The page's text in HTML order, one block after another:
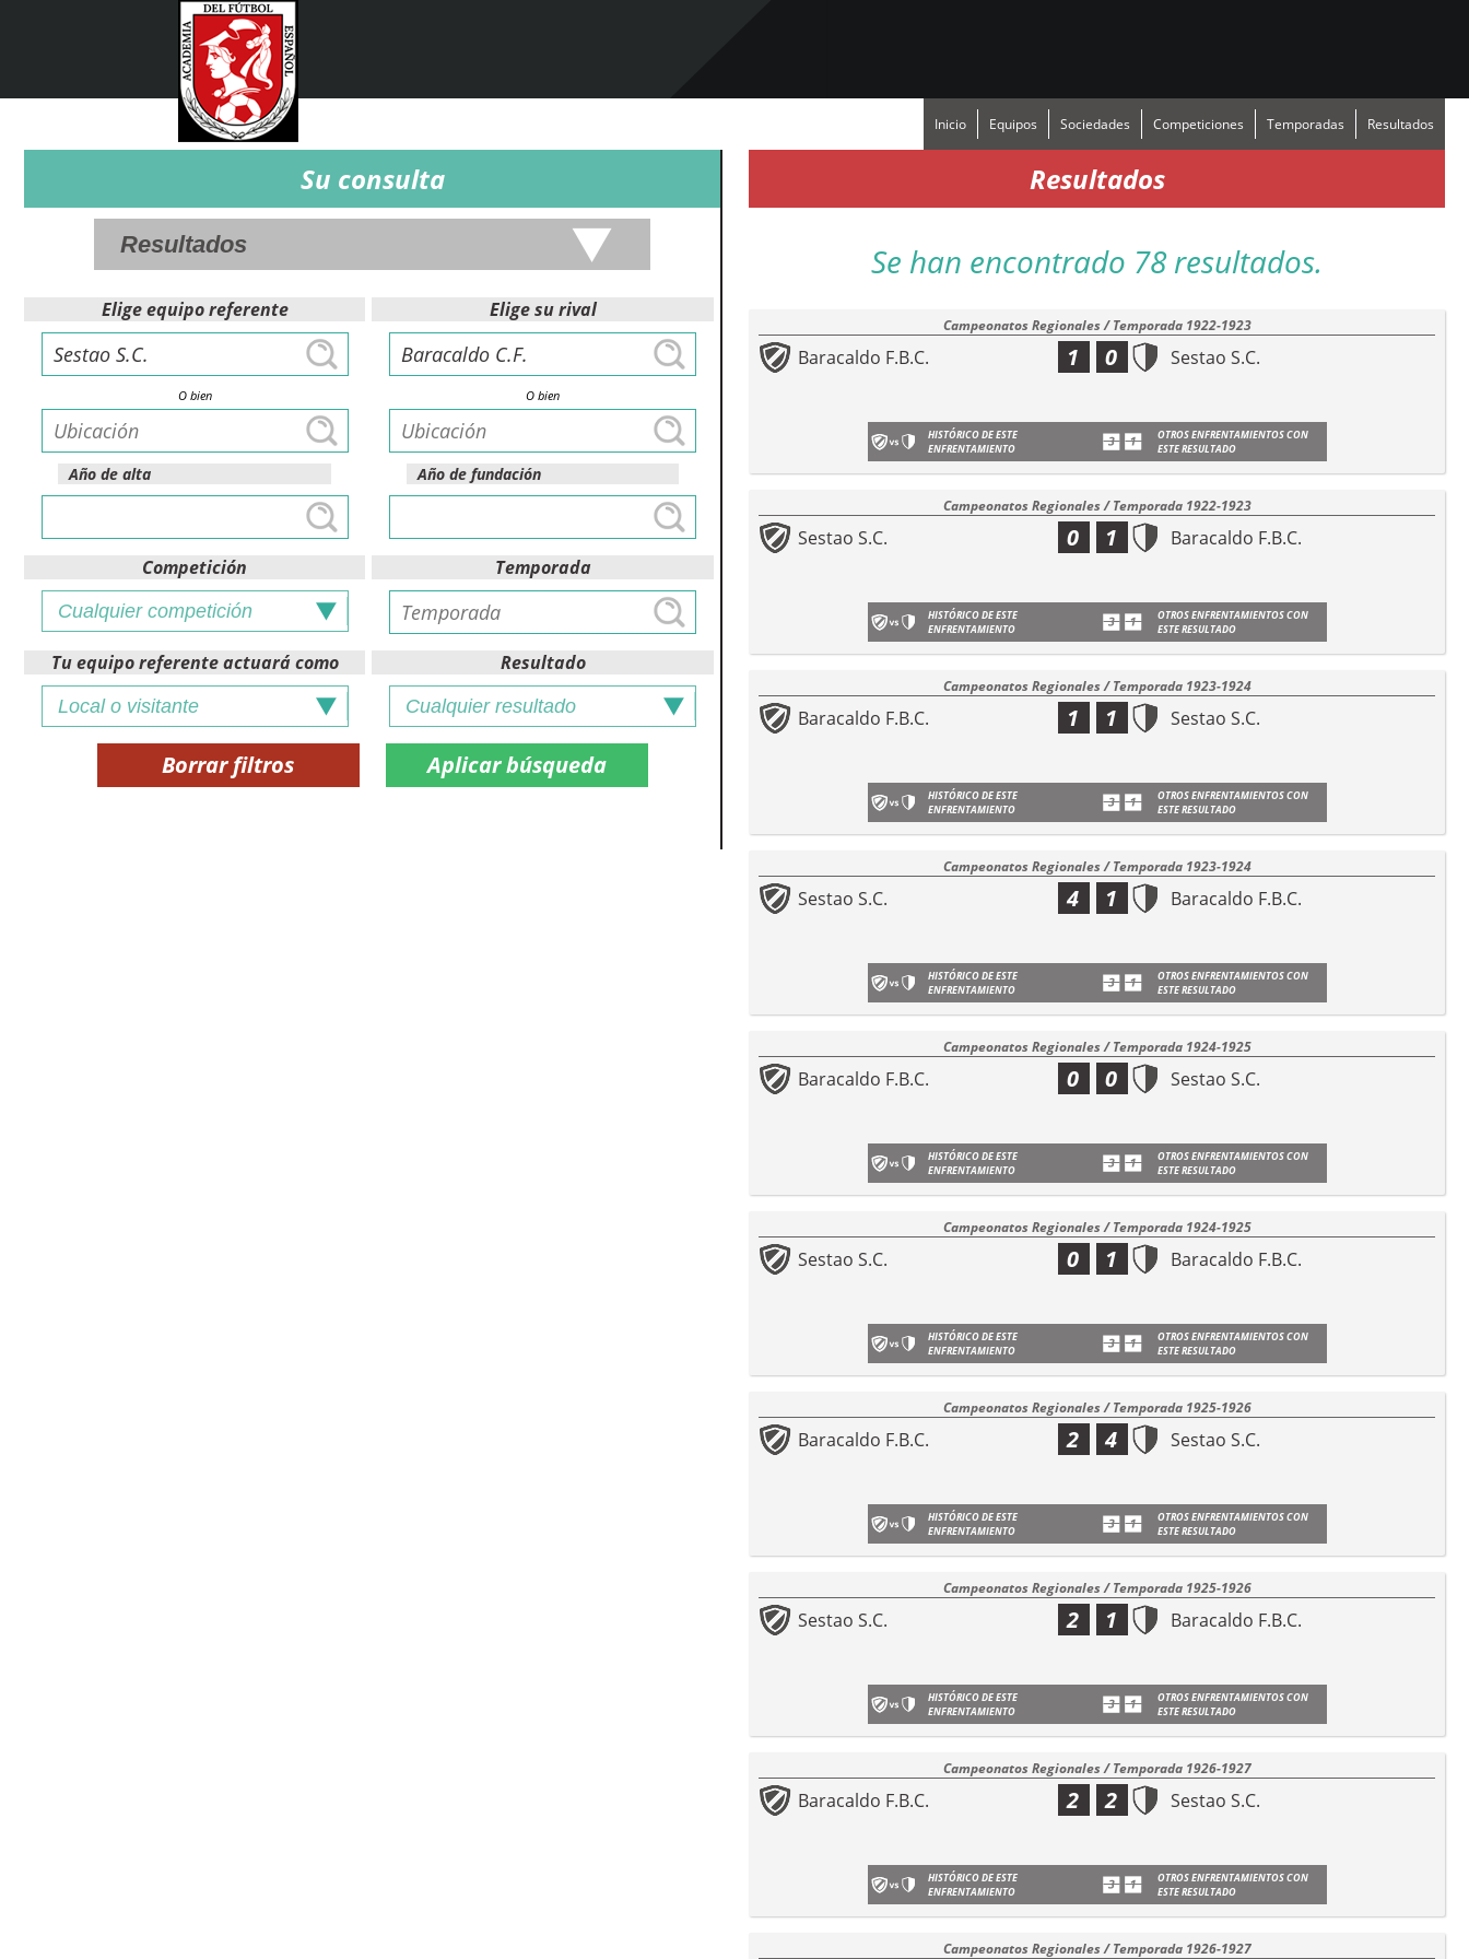
Inicio Equipos Sociedades Competiciones Temporadas Resultados
Su consulta
Elige equipo referente
O bien
Año de alta
Elige su rival
O bien
Año de fundación
Competición Temporada
Tu equipo referente actuará como Resultado
Borrar filtros
Resultados
Se han encontrado 78 resultados.
Campeonatos Regionales / Temporada 1922-1923
Baracaldo F.B.C. 1 Sestao S.C.
0
HISTÓRICO DE ESTE
ENFRENTAMIENTO
OTROS ENFRENTAMIENTOS CON
ESTE RESULTADO
Campeonatos Regionales / Temporada 1922-1923
Sestao S.C. 0 Baracaldo F.B.C.
1
HISTÓRICO DE ESTE
ENFRENTAMIENTO
OTROS ENFRENTAMIENTOS CON
ESTE RESULTADO
Campeonatos Regionales / Temporada 1923-1924
Baracaldo F.B.C. 1 Sestao S.C.
1
HISTÓRICO DE ESTE
ENFRENTAMIENTO
OTROS ENFRENTAMIENTOS CON
ESTE RESULTADO
Campeonatos Regionales / Temporada 1923-1924
Sestao S.C. 4 Baracaldo F.B.C.
1
HISTÓRICO DE ESTE
ENFRENTAMIENTO
OTROS ENFRENTAMIENTOS CON
ESTE RESULTADO
Campeonatos Regionales / Temporada 1924-1925
Baracaldo F.B.C. 0 Sestao S.C.
0
HISTÓRICO DE ESTE
ENFRENTAMIENTO
OTROS ENFRENTAMIENTOS CON
ESTE RESULTADO
Campeonatos Regionales / Temporada 1924-1925
Sestao S.C. 0 Baracaldo F.B.C.
1
HISTÓRICO DE ESTE
ENFRENTAMIENTO
OTROS ENFRENTAMIENTOS CON
ESTE RESULTADO
Campeonatos Regionales / Temporada 1925-1926
Baracaldo F.B.C. 2 Sestao S.C.
4
HISTÓRICO DE ESTE
ENFRENTAMIENTO
OTROS ENFRENTAMIENTOS CON
ESTE RESULTADO
Campeonatos Regionales / Temporada 1925-1926
Sestao S.C. 2 Baracaldo F.B.C.
1
HISTÓRICO DE ESTE
ENFRENTAMIENTO
OTROS ENFRENTAMIENTOS CON
ESTE RESULTADO
Campeonatos Regionales / Temporada 1926-1927
Baracaldo F.B.C. 2 Sestao S.C.
2
HISTÓRICO DE ESTE
ENFRENTAMIENTO
OTROS ENFRENTAMIENTOS CON
ESTE RESULTADO
Campeonatos Regionales / Temporada 1926-1927